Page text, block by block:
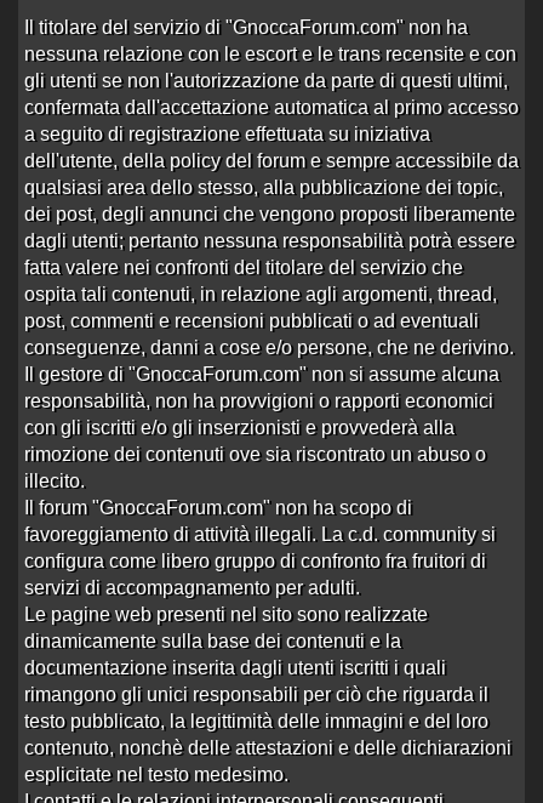
Ordine: Ultima Risposta
Gold Trans
Aperto daOntarioalle 16:40 del 30/10/23
0 risposte
1685 visite
Nessuna risposta
Emperatriz-Conegliano
Aperto da Ontarioalle 13:35 del 30/08/23
0 risposte
1535 visite
Nessuna risposta
Lucrezia-Treviso
Aperto daginuccioalle 11:39 del 22/09/22
0 risposte
1896 visite
Nessuna risposta
Talissa Casyro
Aperto da beltato80 alle 17:02 del 24/04/14
1 risposta
8212 visite
Ultima rispostada RaimundoinRe:Talissa
alle 10:18 del 21/02/22
A.A.A. cercasi trans poco dotato
Aperto daguaioalle 23:11 del 15/02/15
3 risposte
8111 visite
Ultima risposta da Er Matador in
cercasi trans po…alle 22:38 del 27/10/18
Valentina Superstar trans - Castelfranc…
Aperto dasickboy75alle 10:35 del 12/05/14
6 risposte
19045 visite
Ultima risposta
Re:Valentina Superstar tra…alle 20:19 del
Il titolare del servizio di "GnoccaForum.com" non ha
nessuna relazione con le escort e le trans recensite e con
gli utenti se non l'autorizzazione da parte di questi ultimi,
confermata dall'accettazione automatica al primo accesso
a seguito di registrazione effettuata su iniziativa
dell'utente, della policy del forum e sempre accessibile da
qualsiasi area dello stesso, alla pubblicazione dei topic,
dei post, degli annunci che vengono proposti liberamente
dagli utenti; pertanto nessuna responsabilità potrà essere
fatta valere nei confronti del titolare del servizio che
ospita tali contenuti, in relazione agli argomenti, thread,
post, commenti e recensioni pubblicati o ad eventuali
conseguenze, danni a cose e/o persone, che ne derivino.
Il gestore di "GnoccaForum.com" non si assume alcuna
responsabilità, non ha provvigioni o rapporti economici
con gli iscritti e/o gli inserzionisti e provvederà alla
rimozione dei contenuti ove sia riscontrato un abuso o
illecito.
Il forum "GnoccaForum.com" non ha scopo di
favoreggiamento di attività illegali. La c.d. community si
configura come libero gruppo di confronto fra fruitori di
servizi di accompagnamento per adulti.
Le pagine web presenti nel sito sono realizzate
dinamicamente sulla base dei contenuti e la
documentazione inserita dagli utenti iscritti i quali
rimangono gli unici responsabili per ciò che riguarda il
testo pubblicato, la legittimità delle immagini e del loro
contenuto, nonchè delle attestazioni e delle dichiarazioni
esplicitate nel testo medesimo.